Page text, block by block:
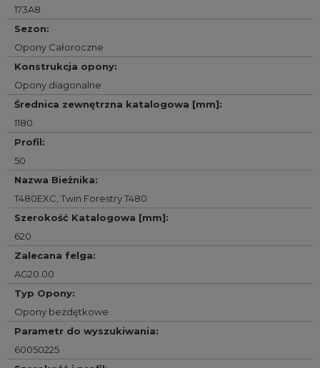
173A8
Sezon:
Opony Całoroczne
Konstrukcja opony:
Opony diagonalne
Średnica zewnętrzna katalogowa [mm]:
1180
Profil:
50
Nazwa Bieżnika:
T480EXC Twin Forestry T480
Szerokość Katalogowa [mm]:
620
Zalecana felga:
AG20.00
Typ Opony:
Opony bezdętkowe
Parametr do wyszukiwania:
60050225